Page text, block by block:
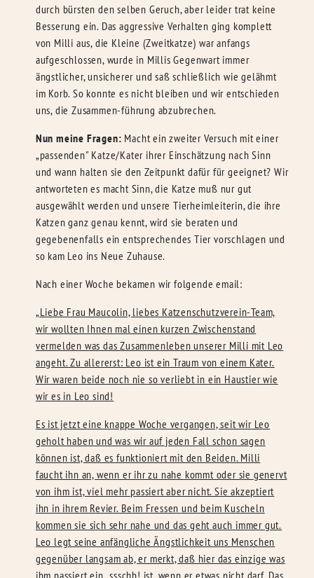
durch bürsten den selben Geruch, aber leider trat keine
Besserung ein. Das aggressive Verhalten ging komplett
von Milli aus, die Kleine (Zweitkatze) war anfangs
aufgeschlossen, wurde in Millis Gegenwart immer
ängstlicher, unsicherer und saß schließlich wie gelähmt
im Korb. So konnte es nicht bleiben und wir entschieden
uns, die Zusammen-führung abzubrechen.
Nun meine Fragen: Macht ein zweiter Versuch mit einer
„passenden" Katze/Kater ihrer Einschätzung nach Sinn
und wann halten sie den Zeitpunkt dafür für geeignet? Wir
antworteten es macht Sinn, die Katze muß nur gut
ausgewählt werden und unsere Tierheimleiterin, die ihre
Katzen ganz genau kennt, wird sie beraten und
gegebenenfalls ein entsprechendes Tier vorschlagen und
so kam Leo ins Neue Zuhause.
Nach einer Woche bekamen wir folgende email:
„Liebe Frau Maucolin, liebes Katzenschutzverein-Team,
wir wollten Ihnen mal einen kurzen Zwischenstand
vermelden was das Zusammenleben unserer Milli mit Leo
angeht. Zu allererst: Leo ist ein Traum von einem Kater.
Wir waren beide noch nie so verliebt in ein Haustier wie
wir es in Leo sind!
Es ist jetzt eine knappe Woche vergangen, seit wir Leo
geholt haben und was wir auf jeden Fall schon sagen
können ist, daß es funktioniert mit den Beiden. Milli
faucht ihn an, wenn er ihr zu nahe kommt oder sie genervt
von ihm ist, viel mehr passiert aber nicht. Sie akzeptiert
ihn in ihrem Revier. Beim Fressen und beim Kuscheln
kommen sie sich sehr nahe und das geht auch immer gut.
Leo legt seine anfängliche Ängstlichkeit uns Menschen
gegenüber langsam ab, er merkt, daß hier das einzige was
ihm passiert ein „ssschh! ist, wenn er etwas nicht darf. Das